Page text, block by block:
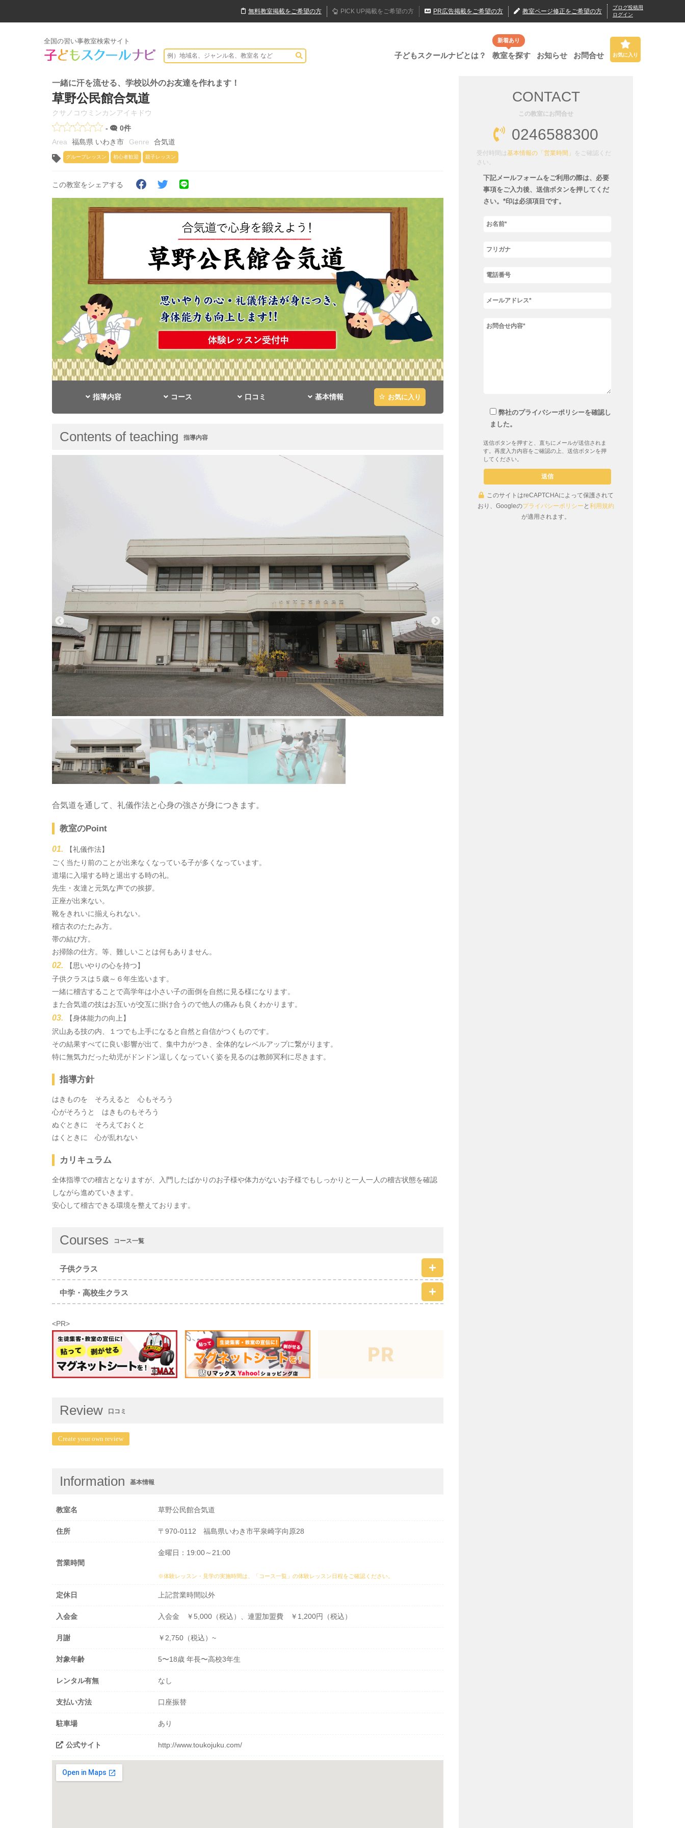
無料教室掲載をご希望の方 PICK UP掲載をご希望の方 PR広告掲載をご希望の方 教室ページ修正をご希望の方
ブログ投稿用
ログイン
全国の習い事教室検索サイト
子どもスクールナビとは？
新着あり
教室を探す お知らせ お問合せ お気に入り
一緒に汗を流せる、学校以外のお友達を作れます！
草野公民館合気道
クサノコウミンカンアイキドウ
-
0件
福島県 いわき市
合気道
グループレッスン 初心者歓迎 親子レッスン
この教室をシェアする
指導内容 コース 口コミ 基本情報 お気に入り
Contents of teaching 指導内容
合気道を通して、礼儀作法と心身の強さが身につきます。
教室のPoint
【礼儀作法】
ごく当たり前のことが出来なくなっている子が多くなっています。
道場に入場する時と退出する時の礼。
先生・友達と元気な声での挨拶。
正座が出来ない。
靴をきれいに揃えられない。
稽古衣のたたみ方。
帯の結び方。
お掃除の仕方。等、難しいことは何もありません。
【思いやりの心を持つ】
子供クラスは５歳～６年生迄います。
一緒に稽古することで高学年は小さい子の面倒を自然に見る様になります。
また合気道の技はお互いが交互に掛け合うので他人の痛みも良くわかります。
【身体能力の向上】
沢山ある技の内、１つでも上手になると自然と自信がつくものです。
その結果すべてに良い影響が出て、集中力がつき、全体的なレベルアップに繋がります。
特に無気力だった幼児がドンドン逞しくなっていく姿を見るのは教師冥利に尽きます。
指導方針
はきものを そろえると 心もそろう
心がそろうと はきものもそろう
ぬぐときに そろえておくと
はくときに 心が乱れない
カリキュラム
全体指導での稽古となりますが、入門したばかりのお子様や体力がないお子様でもしっかりと一人一人の稽古状態を確認
しながら進めていきます。
安心して稽古できる環境を整えております。
Courses コース一覧
子供クラス
中学・高校生クラス
<PR>
Review 口コミ
Create your own review
Information 基本情報
教室名 草野公民館合気道
住所 〒970-0112 福島県いわき市平泉崎字向原28
営業時間
金曜日：19:00～21:00
※体験レッスン・見学の実施時間は、 「コース一覧」の体験レッスン日程をご確認ください。
定休日 上記営業時間以外
入会金 入会金 ￥5,000（税込）、連盟加盟費 ￥1,200円（税込）
月謝 ￥2,750（税込）~
対象年齢 5〜18歳 年長〜高校3年生
レンタル有無 なし
支払い方法 口座振替
駐車場 あり
公式サイト http://www.toukojuku.com/
CONTACT
この教室にお問合せ
0246588300
受付時間は基本情報の「営業時間」
をご確認くだ
さい。
下記メールフォームをご利用の際は、必要
事項をご入力後、送信ボタンを押してくだ
さい。*印は必須項目です。
弊社のプライバシーポリシーを確認し
ました。
送信ボタンを押すと、直ちにメールが送信されま
す。再度入力内容をご確認の上、送信ボタンを押
してください。
このサイトはreCAPTCHAによって保護されて
おり、Googleのプライバシーポリシー と 利用規約
が適用されます。